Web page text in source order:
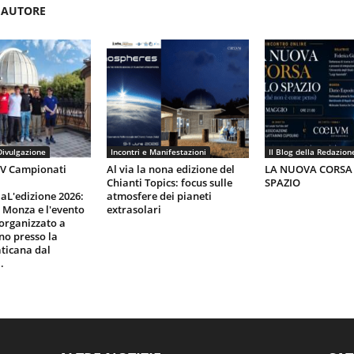
Campionati
2026:
e l'evento
a
presso la
dal
Incontri e Manifestazioni
Al via la nona edizione del
Chianti Topics: focus sulle
atmosfere dei pianeti
extrasolari
Il Blog della
LA NUOVA
SPAZIO